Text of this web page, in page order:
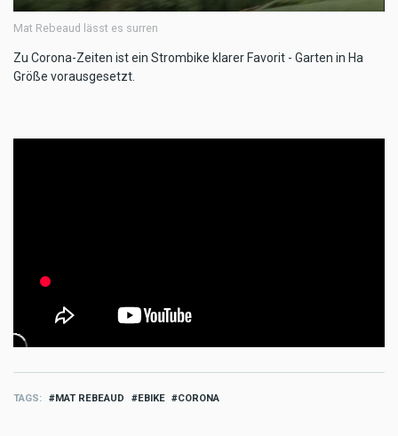
Mat Rebeaud lässt es surren
Zu Corona-Zeiten ist ein Strombike klarer Favorit - Garten in Ha
Größe vorausgesetzt.
TAGS MAT REBEAUD EBIKE CORONA